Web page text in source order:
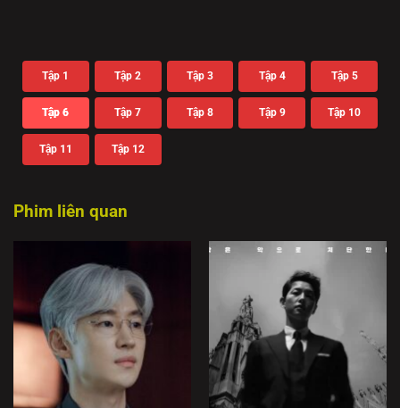
Tập 1 Tập 2 Tập 3 Tập 4 Tập 5
Tập 6 Tập 7 Tập 8 Tập 9 Tập 10
Tập 11 Tập 12
Phim liên quan